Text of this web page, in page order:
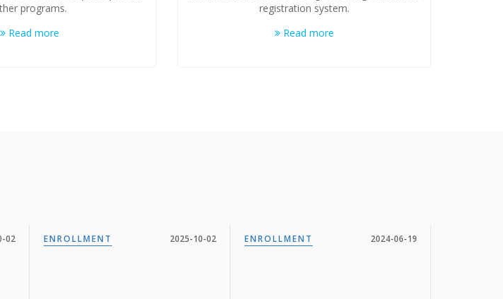
programs.
Read more
registration system.
Read more
02 ENROLLMENT 2025-10-02 ENROLLMENT 2024-06-19